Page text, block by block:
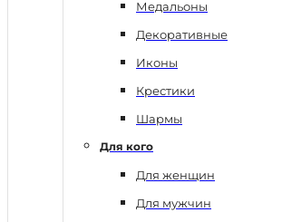
Медальоны
Декоративные
Иконы
Крестики
Шармы
Для кого
Для женщин
Для мужчин